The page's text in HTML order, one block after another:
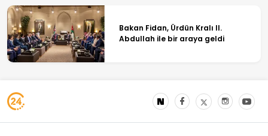
Bakan Fidan, Ürdün Kralı II.
Abdullah ile bir araya geldi